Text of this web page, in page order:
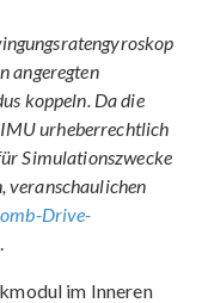
angeregten
koppeln. Da die
urheberrechtlich
Simulationszwecke
veranschaulichen
Drive-
.
im Inneren